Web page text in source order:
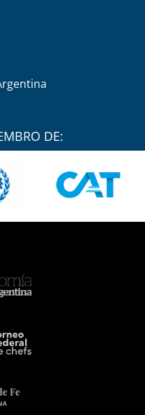
DE: